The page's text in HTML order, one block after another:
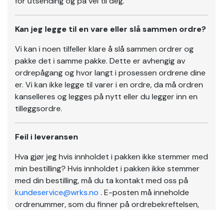
Kan jeg legge til en vare eller slå sammen ordre?
Vi kan i noen tilfeller klare å slå sammen ordrer og
pakke det i samme pakke. Dette er avhengig av
ordrepågang og hvor langt i prosessen ordrene dine
er. Vi kan ikke legge til varer i en ordre, da må ordren
kanselleres og legges på nytt eller du legger inn en
tilleggsordre.
Feil i leveransen
Hva gjør jeg hvis innholdet i pakken ikke stemmer med
min bestilling? Hvis innholdet i pakken ikke stemmer
med din bestilling, må du ta kontakt med oss på
kundeservice@wrks.no . E-posten må inneholde
ordrenummer, som du finner på ordrebekreftelsen,